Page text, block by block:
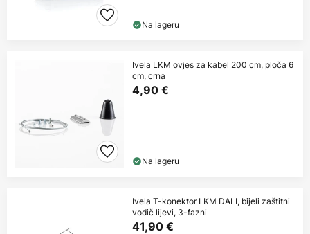
Na lageru
Ivela LKM ovjes za kabel 200 cm, ploča 6
cm, crna
4,90 €
Na lageru
Ivela T-konektor LKM DALI, bijeli zaštitni
vodič lijevi, 3-fazni
41,90 €